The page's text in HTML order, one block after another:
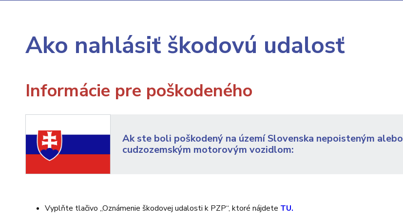
Ako nahlásiť škodovú udalosť
Informácie pre poškodeného
Ak ste boli poškodený na území Slovenska nepoisteným alebo
cudzozemským motorovým vozidlom:
Vyplňte tlačivo „Oznámenie škodovej udalosti k PZP“, ktoré nájdete TU.